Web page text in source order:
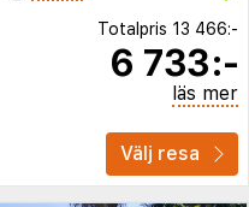
Totalpris 13 466:-
6 733:-
läs mer
Välj resa